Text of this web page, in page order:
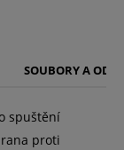
SOUBORY A
spuštění
proti